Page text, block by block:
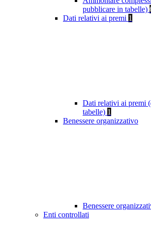
pubblicare in tabelle)
Dati relativi ai premi 1
Dati relativi ai premi
tabelle) 1
Benessere organizzativo
Benessere
Enti controllati